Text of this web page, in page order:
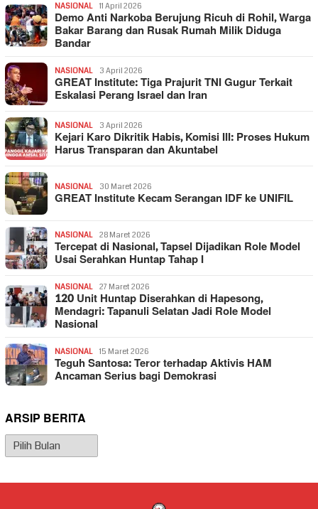
NASIONAL 11 April 2026
Demo Anti Narkoba Berujung Ricuh di Rohil, Warga
Bakar Barang dan Rusak Rumah Milik Diduga
Bandar
NASIONAL 3 April 2026
GREAT Institute: Tiga Prajurit TNI Gugur Terkait
Eskalasi Perang Israel dan Iran
NASIONAL 3 April 2026
Kejari Karo Dikritik Habis, Komisi III: Proses Hukum
Harus Transparan dan Akuntabel
NASIONAL 30 Maret 2026
GREAT Institute Kecam Serangan IDF ke UNIFIL
NASIONAL 28 Maret 2026
Tercepat di Nasional, Tapsel Dijadikan Role Model
Usai Serahkan Huntap Tahap I
NASIONAL 27 Maret 2026
120 Unit Huntap Diserahkan di Hapesong,
Mendagri: Tapanuli Selatan Jadi Role Model
Nasional
NASIONAL 15 Maret 2026
Teguh Santosa: Teror terhadap Aktivis HAM
Ancaman Serius bagi Demokrasi
ARSIP BERITA
Arsip
Berita